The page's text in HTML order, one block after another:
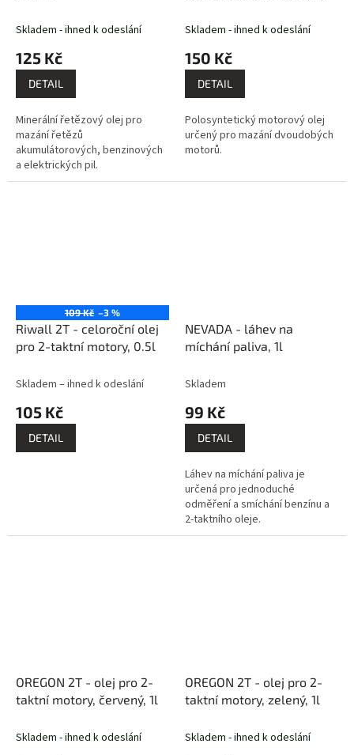
Skladem - ihned k odeslání
125 Kč
DETAIL
Minerální řetězový olej pro
mazání řetězů
akumulátorových, benzinových
a elektrických pil.
Skladem - ihned k odeslání
150 Kč
DETAIL
Polosyntetický motorový olej
určený pro mazání dvoudobých
motorů.
109 Kč –3 %
Riwall 2T - celoroční olej
pro 2-taktní motory, 0.5l
Skladem – ihned k odeslání
105 Kč
DETAIL
NEVADA - láhev na
míchání paliva, 1l
Skladem
99 Kč
DETAIL
Láhev na míchání paliva je
určená pro jednoduché
odměření a smíchání benzínu a
2-taktního oleje.
OREGON 2T - olej pro 2-
taktní motory, červený, 1l
Skladem - ihned k odeslání
OREGON 2T - olej pro 2-
taktní motory, zelený, 1l
Skladem - ihned k odeslání